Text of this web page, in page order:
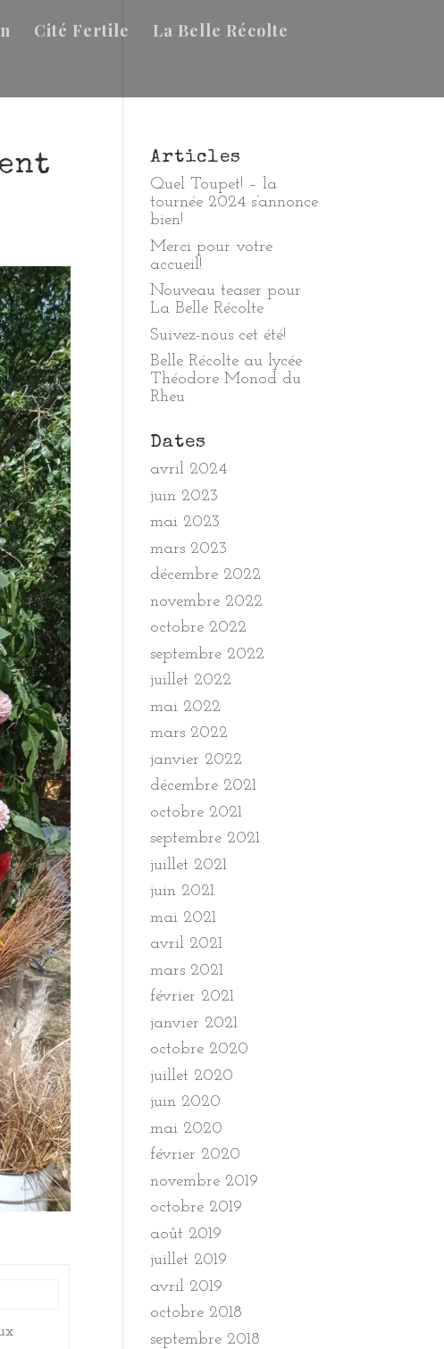
Cité Fertile
La Belle Récolte
Articles
Quel Toupet! – la
tournée 2024 s’annonce
bien!
Merci pour votre
accueil!
Nouveau teaser pour
La Belle Récolte
Suivez-nous cet été!
Belle Récolte au lycée
Théodore Monod du
Rheu
Dates
avril 2024
juin 2023
mai 2023
mars 2023
décembre 2022
novembre 2022
octobre 2022
septembre 2022
juillet 2022
mai 2022
mars 2022
janvier 2022
décembre 2021
octobre 2021
septembre 2021
juillet 2021
juin 2021
mai 2021
avril 2021
mars 2021
février 2021
janvier 2021
octobre 2020
juillet 2020
juin 2020
mai 2020
février 2020
novembre 2019
octobre 2019
août 2019
juillet 2019
avril 2019
octobre 2018
septembre 2018